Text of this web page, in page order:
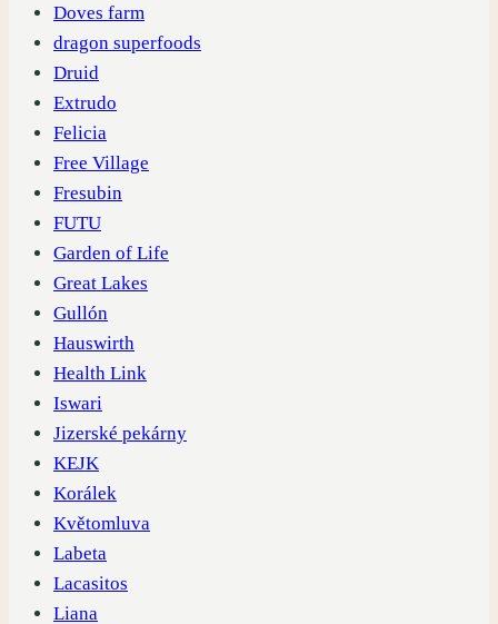
Doves farm
dragon superfoods
Druid
Extrudo
Felicia
Free Village
Fresubin
FUTU
Garden of Life
Great Lakes
Gullón
Hauswirth
Health Link
Iswari
Jizerské pekárny
KEJK
Korálek
Květomluva
Labeta
Lacasitos
Liana